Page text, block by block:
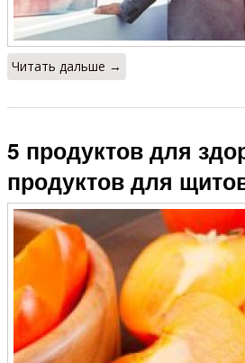
Читать дальше →
5 продуктов для
продуктов для